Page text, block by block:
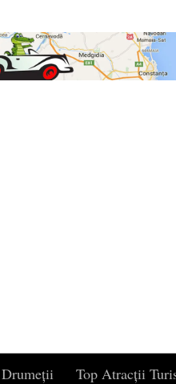
Drumeții Top Atracții